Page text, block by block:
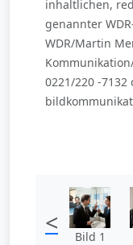
inhaltlichen,
genannter
WDR/Martin
0221/220 -7132
< Bild 1